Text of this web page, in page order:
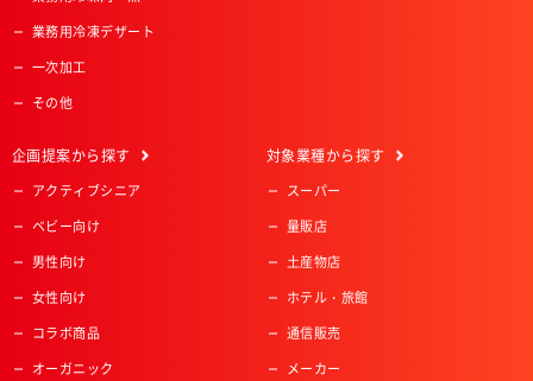
業務用冷凍デザート
一次加工
その他
企画提案から探す
アクティブシニア
ベビー向け
男性向け
女性向け
コラボ商品
オーガニック
対象業種から探す
スーパー
量販店
土産物店
ホテル・旅館
通信販売
メーカー